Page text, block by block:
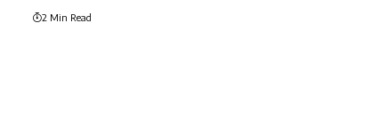
2 Min Read